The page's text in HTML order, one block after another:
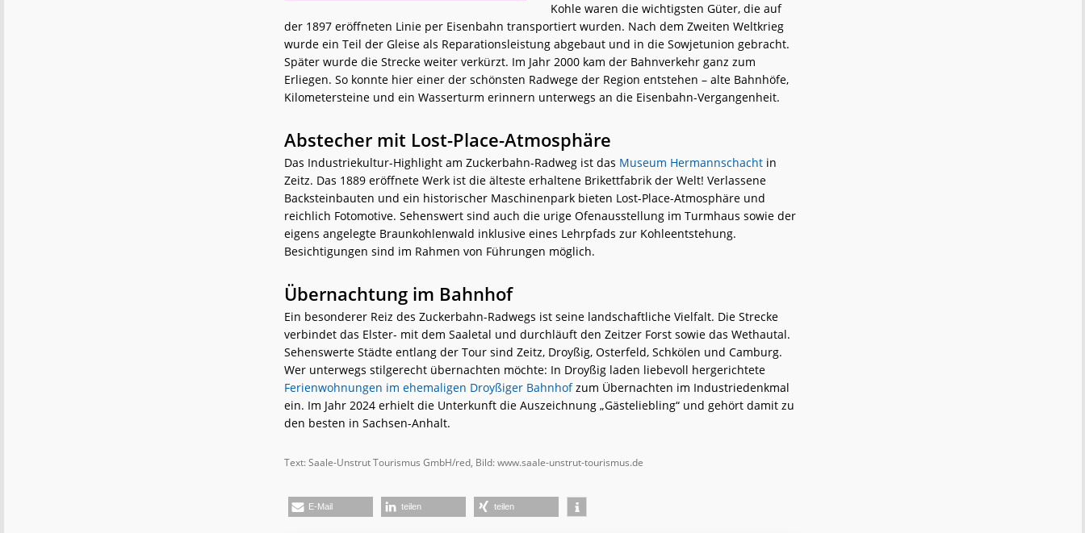
Kohle waren die wichtigsten Güter, die auf
der 1897 eröffneten Linie per Eisenbahn transportiert wurden. Nach dem Zweiten Weltkrieg
wurde ein Teil der Gleise als Reparationsleistung abgebaut und in die Sowjetunion gebracht.
Später wurde die Strecke weiter verkürzt. Im Jahr 2000 kam der Bahnverkehr ganz zum
Erliegen. So konnte hier einer der schönsten Radwege der Region entstehen – alte Bahnhöfe,
Kilometersteine und ein Wasserturm erinnern unterwegs an die Eisenbahn-Vergangenheit.
Abstecher mit Lost-Place-Atmosphäre
Das Industriekultur-Highlight am Zuckerbahn-Radweg ist das Museum Hermannschacht in
Zeitz. Das 1889 eröffnete Werk ist die älteste erhaltene Brikettfabrik der Welt! Verlassene
Backsteinbauten und ein historischer Maschinenpark bieten Lost-Place-Atmosphäre und
reichlich Fotomotive. Sehenswert sind auch die urige Ofenausstellung im Turmhaus sowie der
eigens angelegte Braunkohlenwald inklusive eines Lehrpfads zur Kohleentstehung.
Besichtigungen sind im Rahmen von Führungen möglich.
Übernachtung im Bahnhof
Ein besonderer Reiz des Zuckerbahn-Radwegs ist seine landschaftliche Vielfalt. Die Strecke
verbindet das Elster- mit dem Saaletal und durchläuft den Zeitzer Forst sowie das Wethautal.
Sehenswerte Städte entlang der Tour sind Zeitz, Droyßig, Osterfeld, Schkölen und Camburg.
Wer unterwegs stilgerecht übernachten möchte: In Droyßig laden liebevoll hergerichtete
Ferienwohnungen im ehemaligen Droyßiger Bahnhofzum Übernachten im Industriedenkmal
ein. Im Jahr 2024 erhielt die Unterkunft die Auszeichnung „Gästeliebling“ und gehört damit zu
den besten in Sachsen-Anhalt.
Text: Saale-Unstrut Tourismus GmbH/red, Bild:www.saale-unstrut-tourismus.de
E-Mail teilen teilen